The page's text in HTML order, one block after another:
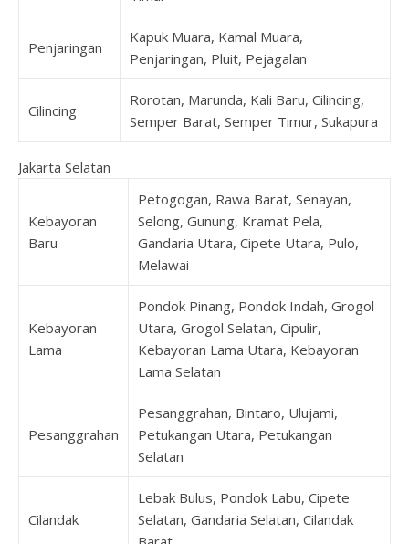
Penjaringan
Kapuk Muara, Kamal Muara,
Penjaringan, Pluit, Pejagalan
Cilincing
Rorotan, Marunda, Kali Baru, Cilincing,
Semper Barat, Semper Timur, Sukapura
Jakarta Selatan
Kebayoran
Baru
Petogogan, Rawa Barat, Senayan,
Selong, Gunung, Kramat Pela,
Gandaria Utara, Cipete Utara, Pulo,
Melawai
Kebayoran
Lama
Pondok Pinang, Pondok Indah, Grogol
Utara, Grogol Selatan, Cipulir,
Kebayoran Lama Utara, Kebayoran
Lama Selatan
Pesanggrahan
Pesanggrahan, Bintaro, Ulujami,
Petukangan Utara, Petukangan
Selatan
Cilandak
Lebak Bulus, Pondok Labu, Cipete
Selatan, Gandaria Selatan, Cilandak